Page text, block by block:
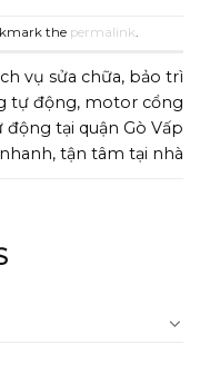
the permalink.
vụ sửa chữa, bảo trì
tự động, motor cổng
động tại quận Gò Vấp
nhanh, tận tâm tại nhà